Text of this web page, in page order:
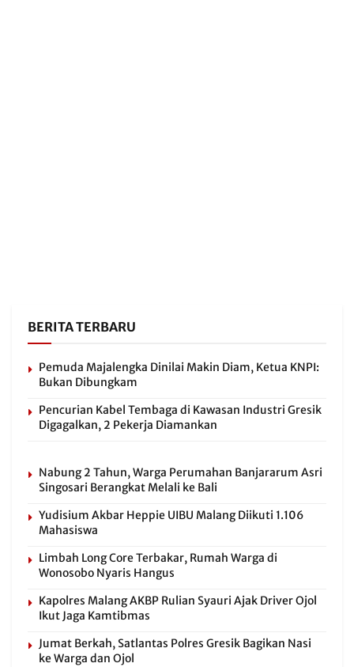
BERITA TERBARU
Pemuda Majalengka Dinilai Makin Diam, Ketua KNPI:
Bukan Dibungkam
Pencurian Kabel Tembaga di Kawasan Industri Gresik
Digagalkan, 2 Pekerja Diamankan
Nabung 2 Tahun, Warga Perumahan Banjararum Asri
Singosari Berangkat Melali ke Bali
Yudisium Akbar Heppie UIBU Malang Diikuti 1.106
Mahasiswa
Limbah Long Core Terbakar, Rumah Warga di
Wonosobo Nyaris Hangus
Kapolres Malang AKBP Rulian Syauri Ajak Driver Ojol
Ikut Jaga Kamtibmas
Jumat Berkah, Satlantas Polres Gresik Bagikan Nasi
ke Warga dan Ojol